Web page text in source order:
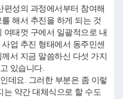
성의 과정에서부터 참여해
해서 추진을 하게 되는 것
태껏 구에서 일괄적으로 내
업 추진 형태에서 동주민센
서 지금 말씀하신 다섯 가지
있습니다.
데요. 그러한 부분은 좀 이렇
는 약간 대체식으로 할 수도